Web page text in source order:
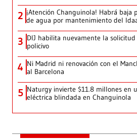
2 ¡Atención Changuinola! Habrá baja
de agua por mantenimiento del
3 DIJ habilita nuevamente la
policivo
4 Ni Madrid ni renovación con el
al Barcelona
5 Naturgy invierte $11.8 millones en
eléctrica blindada en Changuinola